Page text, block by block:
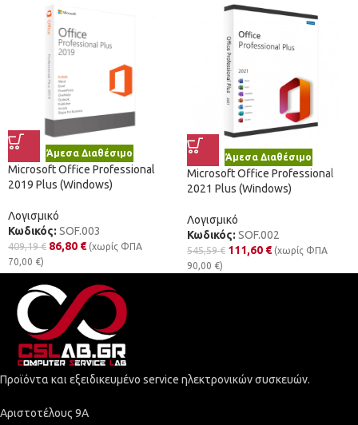
Άμεσα Διαθέσιμο
Microsoft Office Professional
2019 Plus (Windows)
Λογισμικό
Κωδικός: SOF.003
409,19€ 86,80 € (χωρίς ΦΠΑ
70,00 €)
Άμεσα Διαθέσιμο
Microsoft Office Professional
2021 Plus (Windows)
Λογισμικό
Κωδικός: SOF.002
545,59€ 111,60 € (χωρίς ΦΠΑ
90,00 €)
Προϊόντα και εξειδικευμένο service ηλεκτρονικών συσκευών.
Αριστοτέλους 9Α